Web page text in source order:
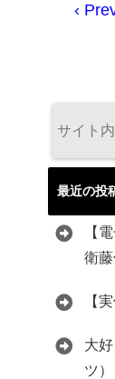
‹
最近の投
【
衛
【
大
ツ